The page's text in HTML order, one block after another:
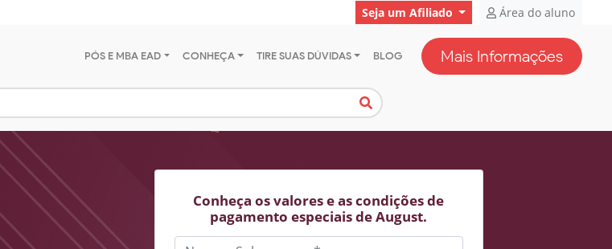
Seja um Afiliado Área do aluno
PÓS E MBA EAD CONHEÇA TIRE SUAS DÚVIDAS BLOG Mais Informações
Conheça os valores e as condições de
pagamento especiais de August.